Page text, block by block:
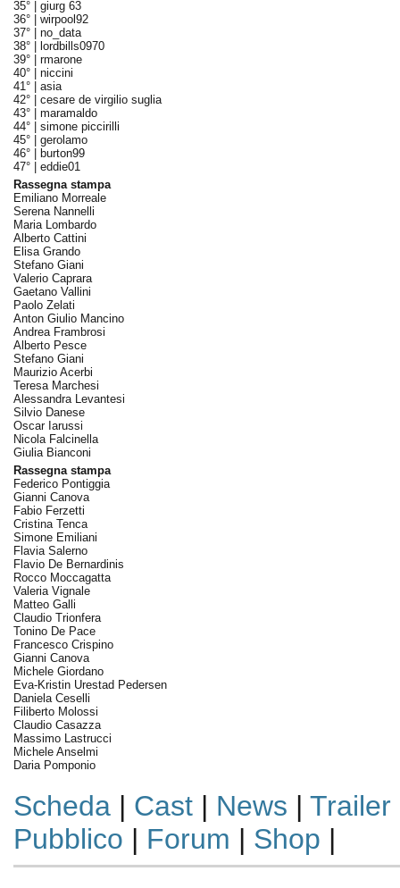
35° | giurg 63
36° | wirpool92
37° | no_data
38° |
lordbills0970
39° | rmarone
40° | niccini
41° | asia
42° | cesare de virgilio suglia
43° | maramaldo
44° | simone piccirilli
45° | gerolamo
46° |
burton99
47° | eddie01
Rassegna stampa
Emiliano Morreale
Serena Nannelli
Maria Lombardo
Alberto Cattini
Elisa Grando
Stefano Giani
Valerio Caprara
Gaetano Vallini
Paolo Zelati
Anton Giulio Mancino
Andrea Frambrosi
Alberto Pesce
Stefano Giani
Maurizio Acerbi
Teresa Marchesi
Alessandra Levantesi
Silvio Danese
Oscar Iarussi
Nicola Falcinella
Giulia Bianconi
Rassegna stampa
Federico Pontiggia
Gianni Canova
Fabio Ferzetti
Cristina Tenca
Simone Emiliani
Flavia Salerno
Flavio De Bernardinis
Rocco Moccagatta
Valeria Vignale
Matteo Galli
Claudio Trionfera
Tonino De Pace
Francesco Crispino
Gianni Canova
Michele Giordano
Eva-Kristin Urestad Pedersen
Daniela Ceselli
Filiberto Molossi
Claudio Casazza
Massimo Lastrucci
Michele Anselmi
Daria Pomponio
Scheda| Cast| News | Trailer
Pubblico | Forum | Shop |